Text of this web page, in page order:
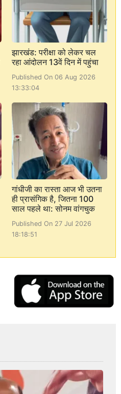
झारखंड: परीक्षा को लेकर चल
रहा आंदोलन 13वें दिन में पहुंचा
Published On 06 Aug 2026
13:33:04
गांधीजी का रास्ता आज भी उतना
ही प्रासंगिक है, जितना 100
साल पहले था: सोनम वांगचुक
Published On 27 Jul 2026
18:18:51